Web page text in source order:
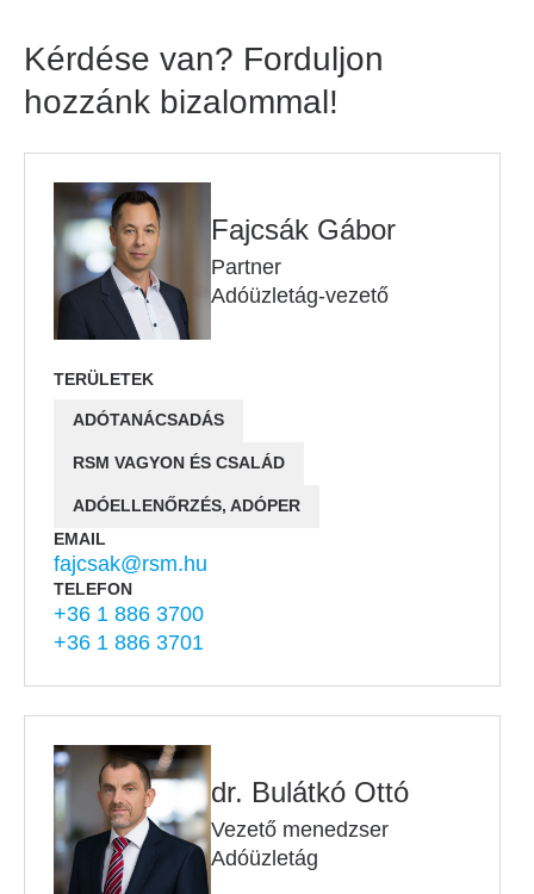
Kérdése van? Forduljon
hozzánk bizalommal!
Fajcsák Gábor
Partner
Adóüzletág-vezető
TERÜLETEK
ADÓTANÁCSADÁS
RSM VAGYON ÉS CSALÁD
ADÓELLENŐRZÉS, ADÓPER
EMAIL
fajcsak@rsm.hu
TELEFON
+36 1 886 3700
+36 1 886 3701
dr. Bulátkó Ottó
Vezető menedzser
Adóüzletág